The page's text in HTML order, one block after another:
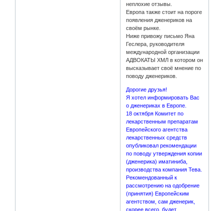
неплохие отзывы.
Европа также стоит на пороге
появления дженериков на
своём рынке.
Ниже привожу письмо Яна
Геслера, руководителя
международной организации
АДВОКАТЫ ХМЛ в котором он
высказывает своё мнение по
поводу дженериков.
Дорогие друзья!
Я хотел информировать Вас
о дженериках в Европе.
18 октября Комитет по
лекарственным препаратам
Европейского агентства
лекарственных средств
опубликовал рекомендации
по поводу утверждения копии
(дженерика) иматиниба,
производства компания Тева.
Рекомендованный к
рассмотрению на одобрение
(принятия) Европейским
агентством, сам дженерик,
скорее всего, будет